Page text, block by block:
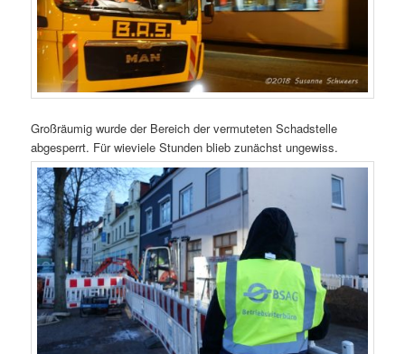
Großräumig wurde der Bereich der vermuteten Schadstelle
abgesperrt. Für wieviele Stunden blieb zunächst ungewiss.